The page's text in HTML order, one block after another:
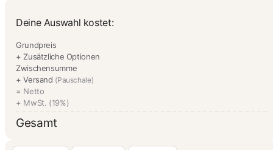
Deine Auswahl kostet:
Grundpreis
+ Zusätzliche Optionen
Zwischensumme
+ Versand (Pauschale)
= Netto
+ MwSt. (19%)
Gesamt